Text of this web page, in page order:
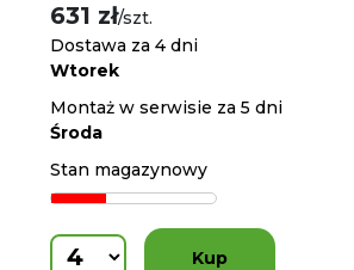
631 zł/szt.
Dostawa za 4 dni
Wtorek
Montaż w serwisie za 5 dni
Środa
Stan magazynowy
Kup